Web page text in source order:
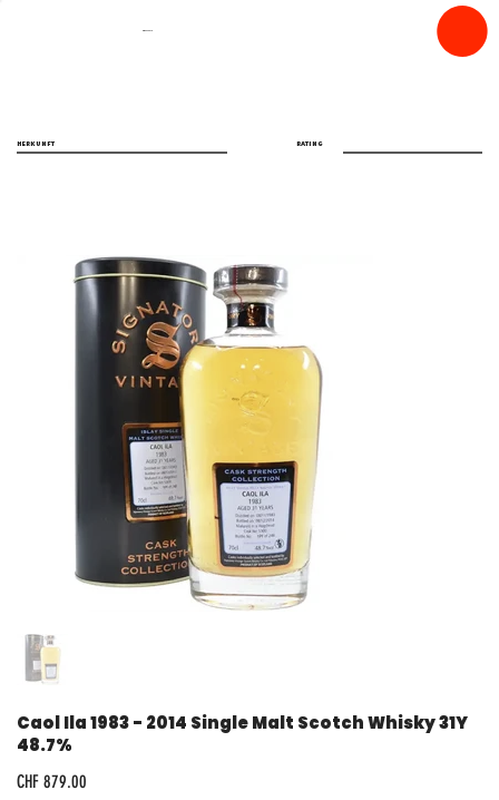
spiritfly
Caol Ila 1983 - 2014 Single Malt Scotch Whisky 31Y
48.7%
Preis
CHF 879.00
RATING
HERKUNFT